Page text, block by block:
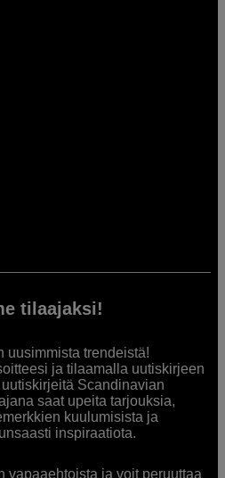
tilaajaksi!
uusimmista trendeistä!
ja tilaamalla uutiskirjeen
Scandinavian
saat upeita tarjouksia,
kuulumisista ja
inspiraatiota.
vapaaehtoista ja voit peruuttaa